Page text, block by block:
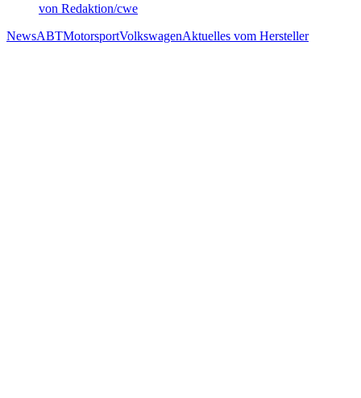
von Redaktion/cwe
NewsABTMotorsportVolkswagenAktuelles vom Hersteller